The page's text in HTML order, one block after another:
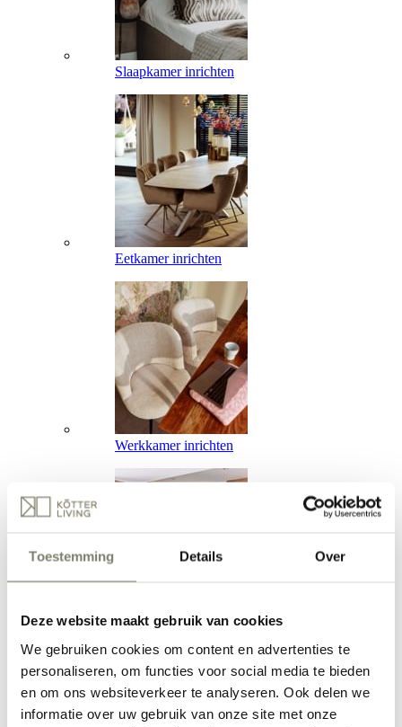
Toestemming Details Over
Deze website maakt gebruik van cookies
We gebruiken cookies om content en advertenties te
personaliseren, om functies voor social media te bieden
en om ons websiteverkeer te analyseren. Ook delen we
informatie over uw gebruik van onze site met onze
Slaapkamer inrichten
Eetkamer inrichten
Werkkamer inrichten
Hal inrichten
Verken alle Ruimtes
Inspiratie